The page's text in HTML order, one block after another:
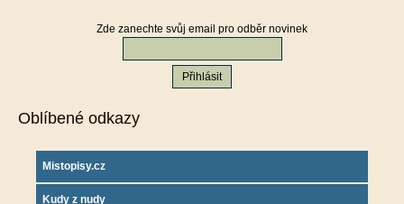
Zde zanechte svůj email pro odběr novinek
Oblíbené odkazy
Mistopisy.cz
Kudy z nudy